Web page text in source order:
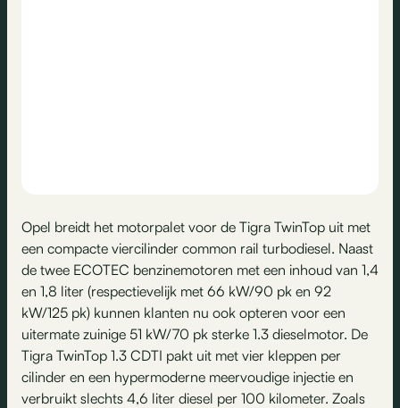
Opel breidt het motorpalet voor de Tigra TwinTop uit met
een compacte viercilinder common rail turbodiesel. Naast
de twee ECOTEC benzinemotoren met een inhoud van 1,4
en 1,8 liter (respectievelijk met 66 kW/90 pk en 92
kW/125 pk) kunnen klanten nu ook opteren voor een
uitermate zuinige 51 kW/70 pk sterke 1.3 dieselmotor. De
Tigra TwinTop 1.3 CDTI pakt uit met vier kleppen per
cilinder en een hypermoderne meervoudige injectie en
verbruikt slechts 4,6 liter diesel per 100 kilometer. Zoals